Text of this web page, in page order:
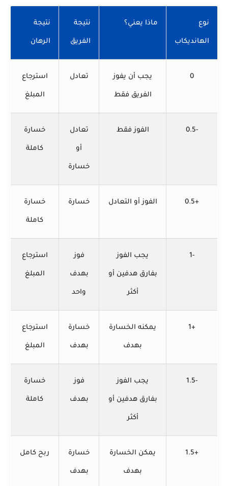
نوع
الهانديكاب
ماذا يعني؟ نتيجة
الفريق
نتيجة
الرهان
0 يجب أن يفوز
الفريق فقط
تعادل استرجاع
المبلغ
-0.5 الفوز فقط تعادل
أو
خسارة
خسارة
كاملة
+0.5 الفوز أو التعادل خسارة خسارة
كاملة
-1 يجب الفوز
بفارق هدفين أو
أكثر
فوز
بهدف
واحد
استرجاع
المبلغ
+1 يمكنه الخسارة
بهدف
خسارة
بهدف
استرجاع
المبلغ
-1.5 يجب الفوز
بفارق هدفين أو
أكثر
فوز
بهدف
خسارة
كاملة
+1.5 يمكن الخسارة
بهدف
خسارة
بهدف
ربح كامل